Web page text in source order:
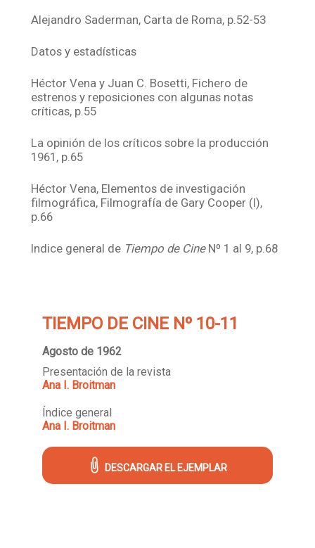
Alejandro Saderman, Carta de Roma, p.52-53
Datos y estadísticas
Héctor Vena y Juan C. Bosetti, Fichero de
estrenos y reposiciones con algunas notas
críticas, p.55
La opinión de los críticos sobre la producción
1961, p.65
Héctor Vena, Elementos de investigación
filmográfica, Filmografía de Gary Cooper (I),
p.66
Indice general de Tiempo de Cine Nº 1 al 9, p.68
TIEMPO DE CINE Nº 10-11
Agosto de 1962
Presentación de la revista
Ana I. Broitman
Índice general
Ana I. Broitman
DESCARGAR EL EJEMPLAR